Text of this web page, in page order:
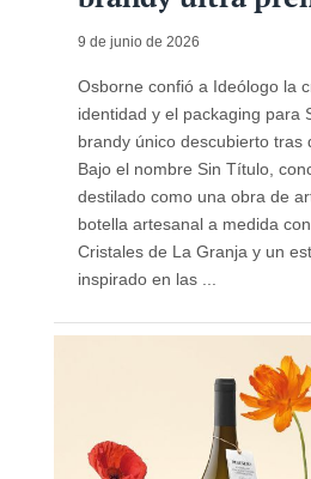
9 de junio de 2026
Osborne confió a Ideólogo la
identidad y el packaging para
brandy único descubierto tras
Bajo el nombre Sin Título,
destilado como una obra de
botella artesanal a medida
Cristales de La Granja y un
inspirado en las ...